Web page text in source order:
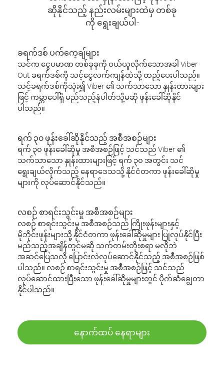
ဆိုနိုင်သည့် နည်းလမ်းများထဲမှ တစ်ခု
ကို ရွေးချယ်ပါ-
ခရက်ဒစ် ပက်ကေ့ချ်များ
သင်က ငွေပမာဏ တစ်ခုခုကို ဝယ်ယူလိုက်သောအခါ Viber
Out ခရက်ဒစ်ကို သင့်ငွေလက်ကျန်ထဲသို့ ထည့်ပေးပါသည်။
သင့်ခရက်ဒစ်ကိုသုံး၍ Viber ၏ သက်သာသော နှုန်းထားများ
ဖြင့် ကမ္ဘာပေါ်ရှိ မည်သည့်နံပါတ်သို့မဆို ဖုန်းခေါ်ဆိုနိုင်
ပါသည်။
ရက် ၃၀ ဖုန်းခေါ်ဆိုနိုင်သည့် အစီအစဉ်များ
ရက် ၃၀ ဖုန်းခေါ်ဆိုမှု အစီအစဉ်ဖြင့် သင်သည် Viber ၏
သက်သာသော နှုန်းထားများဖြင့် ရက် ၃၀ အတွင်း သင်
ရွေးချယ်လိုက်သည့် နေရာဒေသသို့ နိုင်ငံတကာ ဖုန်းခေါ်ဆိုမှု
များကို လုပ်ဆောင်နိုင်သည်။
လစဉ် စာရင်းသွင်းမှု အစီအစဉ်များ
လစဉ် စာရင်းသွင်းမှု အစီအစဉ်သည် ကြိုးဖုန်းများနှင့်
မိုဘိုင်းဖုန်းများသို့ နိုင်ငံတကာ ဖုန်းခေါ်ဆိုမှုများ ပြုလုပ်နိုင်ပြီး
မည်သည့်အချိန်တွင်မဆို သက်တမ်းတိုးစရာ မလိုဘဲ
အဆင်ပြေသလို ပြောင်းလဲလုပ်ဆောင်နိုင်သည့် အစီအစဉ်ဖြစ်
ပါသည်။ လစဉ် စာရင်းသွင်းမှု အစီအစဉ်ဖြင့် သင်သည်
လုပ်ဆောင်ထားပြီးသော ဖုန်းခေါ်ဆိုမှုများတွင် ပိုက်ဆံချွေတာ
နိုင်ပါသည်။
နောက်ထပ် နေရာများ